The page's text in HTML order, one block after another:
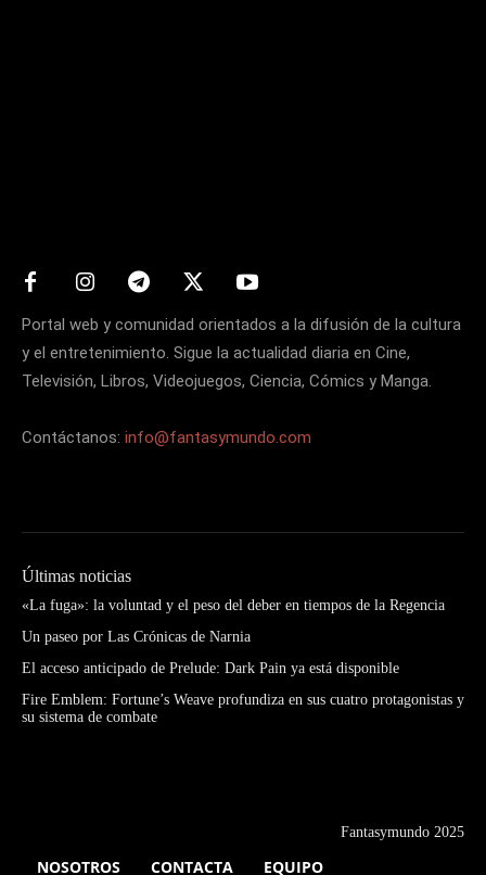
Portal web y comunidad orientados a la difusión de la cultura
y el entretenimiento. Sigue la actualidad diaria en Cine,
Televisión, Libros, Videojuegos, Ciencia, Cómics y Manga.
Contáctanos: info@fantasymundo.com
Últimas noticias
«La fuga»: la voluntad y el peso del deber en tiempos de la Regencia
Un paseo por Las Crónicas de Narnia
El acceso anticipado de Prelude: Dark Pain ya está disponible
Fire Emblem: Fortune’s Weave profundiza en sus cuatro protagonistas y
su sistema de combate
Fantasymundo 2025
NOSOTROS CONTACTA EQUIPO